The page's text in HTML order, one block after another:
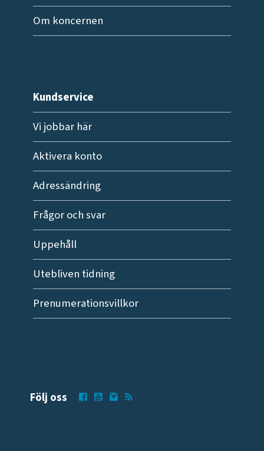
Om koncernen
Kundservice
Vi jobbar här
Aktivera konto
Adressändring
Frågor och svar
Uppehåll
Utebliven tidning
Prenumerationsvillkor
Följ oss